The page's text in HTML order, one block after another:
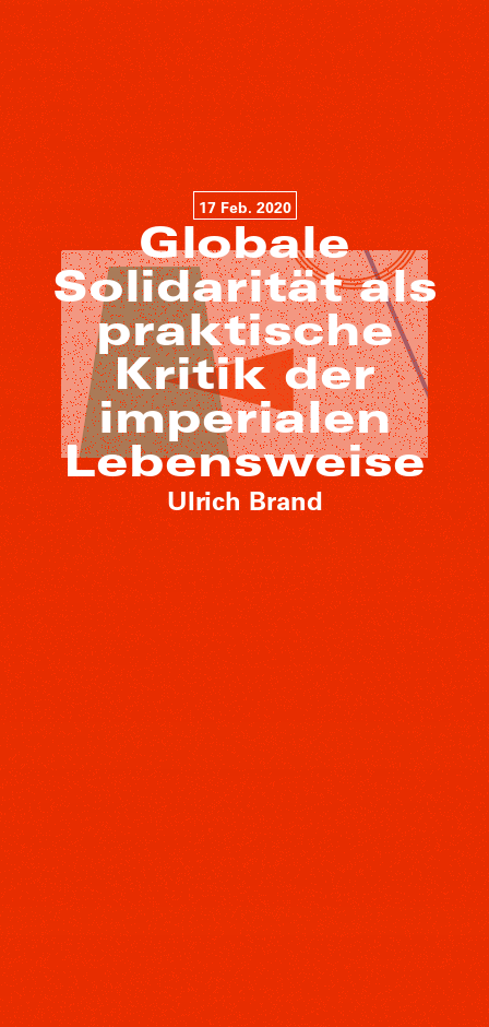
17 Feb. 2020
Globale
Solidarität als
praktische
Kritik der
imperialen
Lebensweise
Ulrich Brand